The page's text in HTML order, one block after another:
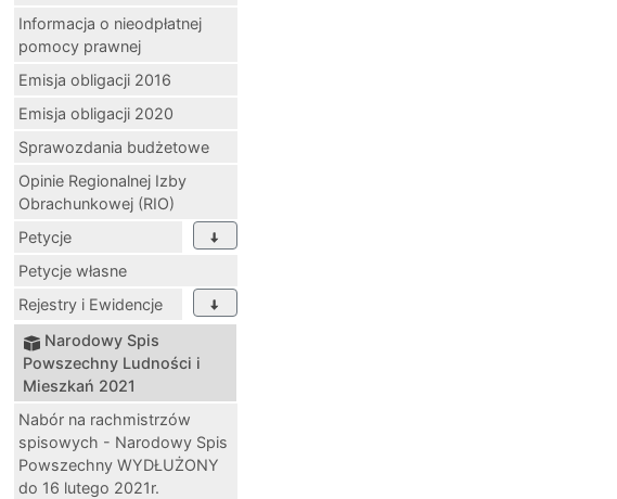
Informacja o nieodpłatnej
pomocy prawnej
Emisja obligacji 2016
Emisja obligacji 2020
Sprawozdania budżetowe
Opinie Regionalnej Izby
Obrachunkowej (RIO)
Petycje
Petycje własne
Rejestry i Ewidencje
Narodowy Spis
Powszechny Ludności i
Mieszkań 2021
Nabór na rachmistrzów
spisowych - Narodowy Spis
Powszechny WYDŁUŻONY
do 16 lutego 2021r.